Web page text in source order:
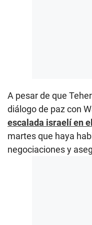
A pesar de que
diálogo de paz con
escalada israelí en
martes que haya
negociaciones y